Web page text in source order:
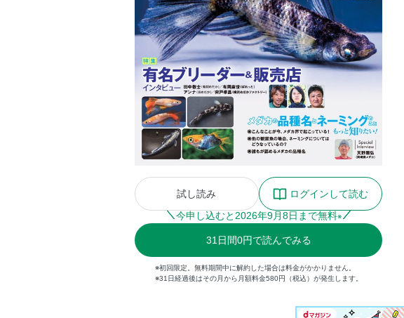
試し読み
ログインして読む
今申し込むと 2026年9月8日まで無料※
31 日間0円で読んでみる
※初回限定。無料期間中に解約した場合は料金がかかりません。
※31日経過後はその月から月額料金580円（税込）が発生します。